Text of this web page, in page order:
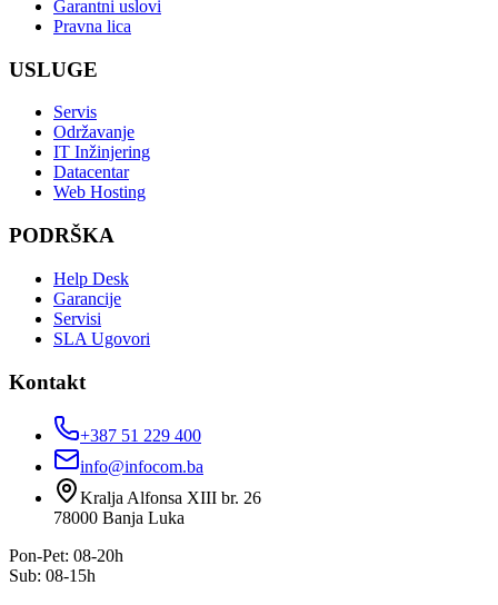
Garantni uslovi
Pravna lica
USLUGE
Servis
Održavanje
IT Inžinjering
Datacentar
Web Hosting
PODRŠKA
Help Desk
Garancije
Servisi
SLA Ugovori
Kontakt
+387 51 229 400
info@infocom.ba
Kralja Alfonsa XIII br. 26
78000 Banja Luka
Pon-Pet: 08-20h
Sub: 08-15h